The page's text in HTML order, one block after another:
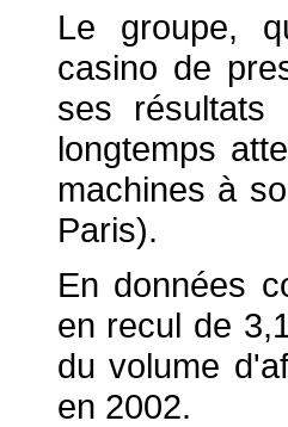
Le groupe,
casino de
ses
longtemps
machines à
Paris).
En données
en recul de
du volume
en 2002.